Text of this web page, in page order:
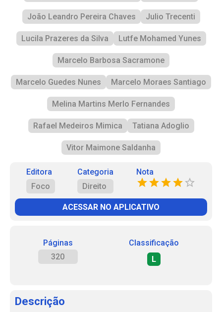
João Leandro Pereira Chaves Julio Trecenti
Lucila Prazeres da Silva Lutfe Mohamed Yunes
Marcelo Barbosa Sacramone
Marcelo Guedes Nunes Marcelo Moraes Santiago
Melina Martins Merlo Fernandes
Rafael Medeiros Mimica Tatiana Adoglio
Vitor Maimone Saldanha
Editora
Foco
Categoria
Direito
Nota
ACESSAR NO APLICATIVO
Páginas
320
Classificação
L
Descrição